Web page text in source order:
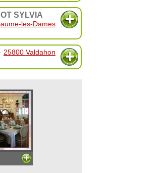
SYLVIA
les-Dames
25800 Valdahon